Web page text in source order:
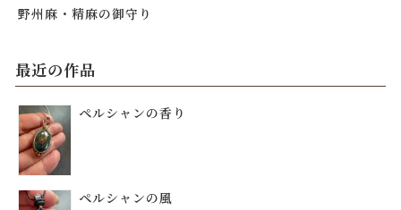
野州麻・精麻の御守り
最近の作品
ペルシャンの香り
ペルシャンの風